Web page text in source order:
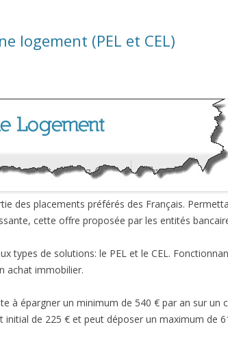
logement (PEL et CEL)
des placements préférés des Français.
cette offre proposée par les entités
types de solutions: le PEL et le CEL.
achat immobilier.
à épargner un minimum de 540 € par an sur un
de 225 € et peut déposer un maximum de